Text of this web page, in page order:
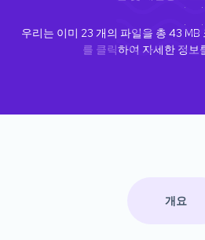
우리는 이미 23 개의 파일을 총 43 MB
를 클릭하여 자세한 정보
개요